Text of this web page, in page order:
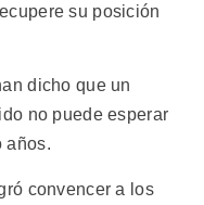
su posición
dicho que un
no puede esperar
años.
convencer a los